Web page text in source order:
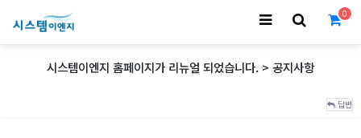
0
시스템이엔지 홈페이지가 리뉴얼 되었습니다. > 공지사항
답변